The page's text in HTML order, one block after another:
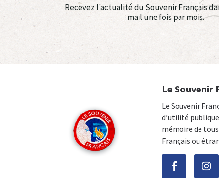
Recevez l’actualité du Souvenir Français
mail une fois par mois.
Le Souvenir
Le Souvenir
d’utilité
mémoire de
Français ou